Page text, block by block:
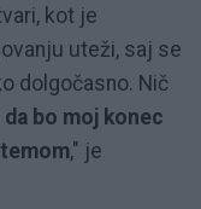
kot je
uteži, saj se
dolgočasno. Nič
bo moj konec
," je